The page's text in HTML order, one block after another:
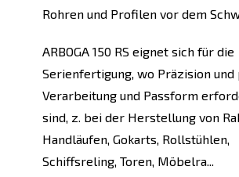
Rohren und Profilen vor dem
ARBOGA 150 RS eignet sich für die
Serienfertigung, wo Präzision
Verarbeitung und Passform
sind, z. bei der Herstellung von
Handläufen, Gokarts, Rollstühlen,
Schiffsreling, Toren, Möbelra...